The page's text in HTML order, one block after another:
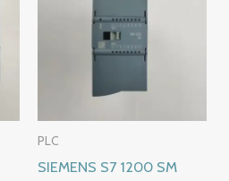
PLC
SIEMENS S7 1200 SM